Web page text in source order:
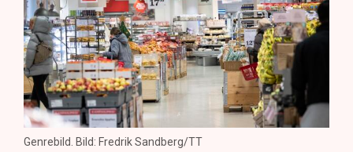
Genrebild. Bild: Fredrik Sandberg/TT